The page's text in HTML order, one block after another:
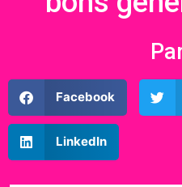
Facebook
LinkedIn